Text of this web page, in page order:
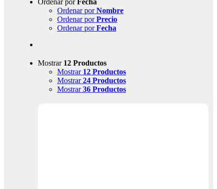
Ordenar porFecha
Ordenar porNombre
Ordenar porPrecio
Ordenar porFecha
Mostrar 12 Productos
Mostrar 12 Productos
Mostrar24 Productos
Mostrar36 Productos